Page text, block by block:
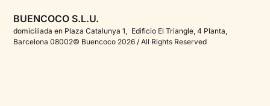
Corporate
Psicólogos para españoles en el extranjero
BUENCOCO S.L.U.
domiciliada en Plaza Catalunya 1, Edificio El Triangle, 4 Planta,
Barcelona 08002© Buencoco 2026 / All Rights Reserved